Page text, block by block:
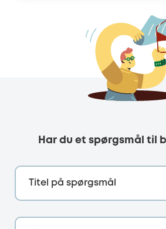
Har du et spørgsmål til
Titel på spørgsmål